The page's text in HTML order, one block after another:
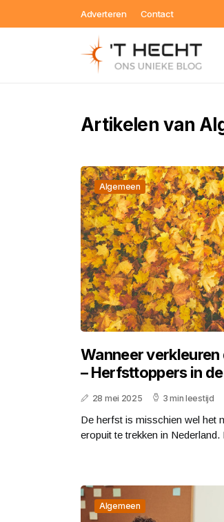
Adverteren Contact
Artikelen van
Algemeen
Wanneer verkleuren
– Herfsttoppers in
28 mei 2025 3 min leestijd
De herfst is misschien wel het
eropuit te trekken in
Algemeen